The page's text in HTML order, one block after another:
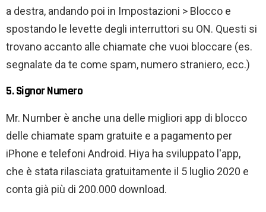
a destra, andando poi in Impostazioni > Blocco e
spostando le levette degli interruttori su ON. Questi si
trovano accanto alle chiamate che vuoi bloccare (es.
segnalate da te come spam, numero straniero, ecc.)
5. Signor Numero
Mr. Number è anche una delle migliori app di blocco
delle chiamate spam gratuite e a pagamento per
iPhone e telefoni Android. Hiya ha sviluppato l'app,
che è stata rilasciata gratuitamente il 5 luglio 2020 e
conta già più di 200.000 download.